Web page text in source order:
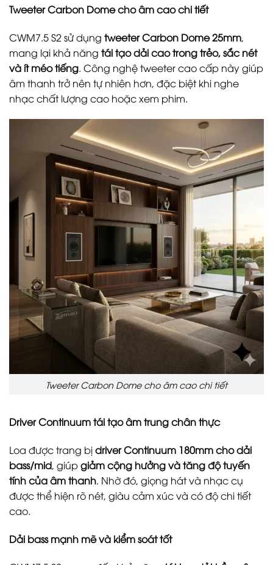
Tweeter Carbon Dome cho âm cao chi tiết
CWM7.5 S2 sử dụng tweeter Carbon Dome 25mm,
mang lại khả năng tái tạo dải cao trong trẻo, sắc nét
và ít méo tiếng. Công nghệ tweeter cao cấp này giúp
âm thanh trở nên tự nhiên hơn, đặc biệt khi nghe
nhạc chất lượng cao hoặc xem phim.
Tweeter Carbon Dome cho âm cao chi tiết
Driver Continuum tái tạo âm trung chân thực
Loa được trang bịdriver Continuum 180mm cho dải
bass/mid, giúpgiảm cộng hưởng và tăng độ tuyến
tính của âm thanh. Nhờ đó, giọng hát và nhạc cụ
được thể hiện rõ nét, giàu cảm xúc và có độ chi tiết
cao.
Dải bass mạnh mẽ và kiểm soát tốt